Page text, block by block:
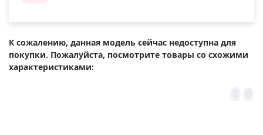
К сожалению, данная модель сейчас недоступна для
покупки. Пожалуйста, посмотрите товары со схожими
характеристиками: